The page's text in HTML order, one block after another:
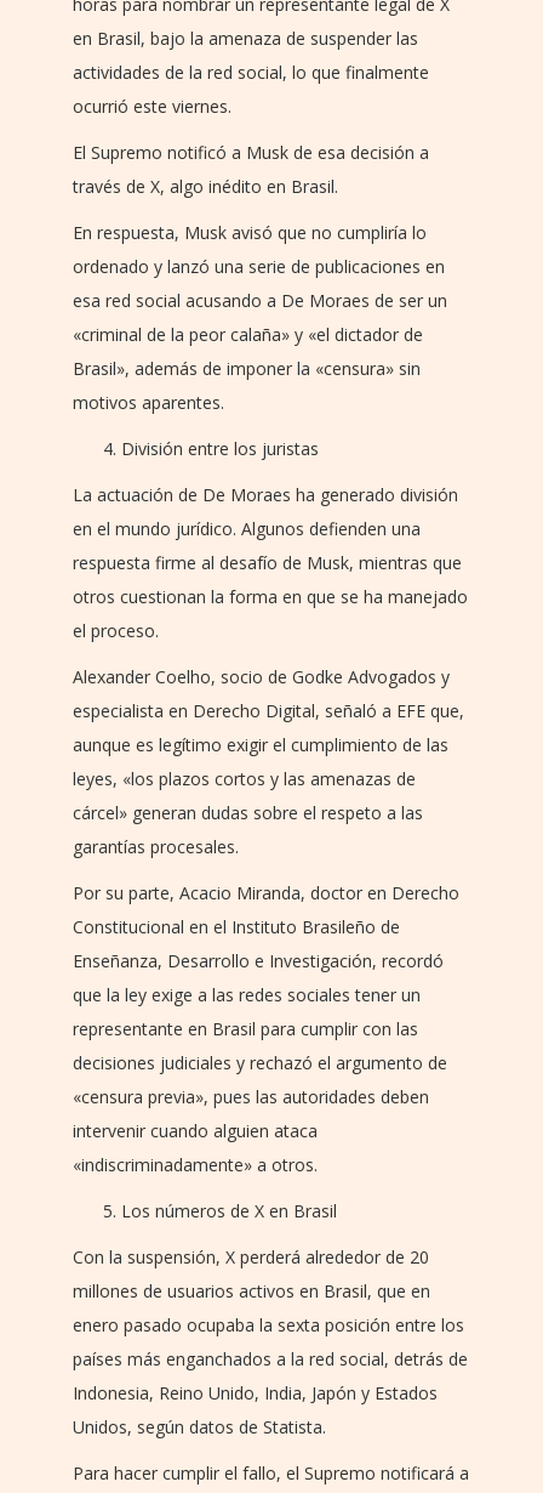
en Brasil, bajo la amenaza de suspender las
actividades de la red social, lo que finalmente
ocurrió este viernes.
El Supremo notificó a Musk de esa decisión a
través de X, algo inédito en Brasil.
En respuesta, Musk avisó que no cumpliría lo
ordenado y lanzó una serie de publicaciones en
esa red social acusando a De Moraes de ser un
«criminal de la peor calaña» y «el dictador de
Brasil», además de imponer la «censura» sin
motivos aparentes.
División entre los juristas
La actuación de De Moraes ha generado división
en el mundo jurídico. Algunos defienden una
respuesta firme al desafío de Musk, mientras que
otros cuestionan la forma en que se ha manejado
el proceso.
Alexander Coelho, socio de Godke Advogados y
especialista en Derecho Digital, señaló a EFE que,
aunque es legítimo exigir el cumplimiento de las
leyes, «los plazos cortos y las amenazas de
cárcel» generan dudas sobre el respeto a las
garantías procesales.
Por su parte, Acacio Miranda, doctor en Derecho
Constitucional en el Instituto Brasileño de
Enseñanza, Desarrollo e Investigación, recordó
que la ley exige a las redes sociales tener un
representante en Brasil para cumplir con las
decisiones judiciales y rechazó el argumento de
«censura previa», pues las autoridades deben
intervenir cuando alguien ataca
«indiscriminadamente» a otros.
Los números de X en Brasil
Con la suspensión, X perderá alrededor de 20
millones de usuarios activos en Brasil, que en
enero pasado ocupaba la sexta posición entre los
países más enganchados a la red social, detrás de
Indonesia, Reino Unido, India, Japón y Estados
Unidos, según datos de Statista.
Para hacer cumplir el fallo, el Supremo notificará a